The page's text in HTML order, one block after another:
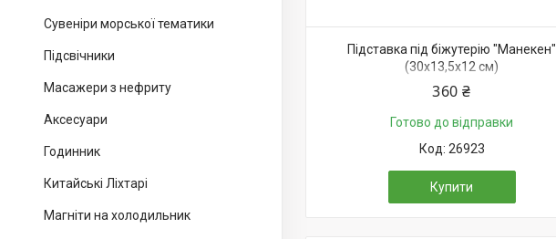
Сувеніри морської тематики
Підсвічники
Масажери з нефриту
Аксесуари
Годинник
Китайські Ліхтарі
Магніти на холодильник
Підставка під біжутерію "Манекен"
(30х13,5х12 см)
360 ₴
Готово до відправки
26923
Купити